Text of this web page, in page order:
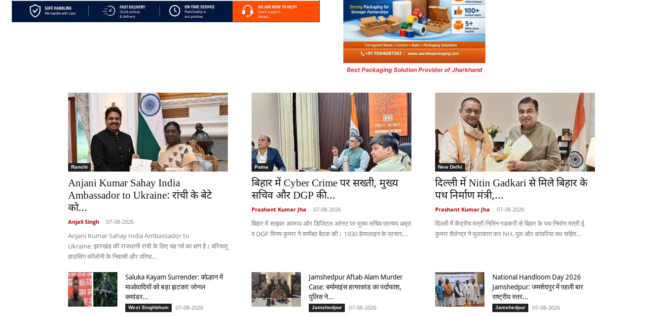
Best Packaging Solution Provider of Jharkhand
Ranchi
Anjani Kumar Sahay India
Ambassador to Ukraine: रांची के बेटे
को...
Anjali Singh - 07-08-2026
Anjani Kumar Sahay India Ambassador to
Ukraine: झारखंड की राजधानी रांची के लिए यह गर्व का क्षण है। बरियातू
हाउसिंग कॉलोनी के निवासी और वरिष्ठ...
Patna
बिहार में Cyber Crime पर सख्ती, मुख्य
सचिव और DGP की...
Prashant Kumar Jha - 07-08-2026
बिहार में साइबर अपराध और डिजिटल अरेस्ट पर मुख्य सचिव प्रत्यय अमृत
व DGP विनय कुमार ने समीक्षा बैठक की। 1930 हेल्पलाइन के प्रचार,...
New Delhi
दिल्ली में Nitin Gadkari से मिले बिहार के
पथ निर्माण मंत्री,...
Prashant Kumar Jha - 07-08-2026
दिल्ली में केंद्रीय मंत्री नितिन गडकरी से बिहार के पथ निर्माण मंत्री ई.
कुमार शैलेन्द्र ने मुलाकात कर NH, पुल और कांवरिया पथ सहित...
Saluka Kayam Surrender: कोल्हान में
माओवादियों को बड़ा झटका! जोनल
कमांडर...
West Singhbhum 07-08-2026
Jamshedpur Aftab Alam Murder
Case: बर्मामाइंस हत्याकांड का पर्दाफाश,
पुलिस ने...
Jamshedpur 07-08-2026
National Handloom Day 2026
Jamshedpur: जमशेदपुर में पहली बार
राष्ट्रीय स्तर...
Jamshedpur 07-08-2026